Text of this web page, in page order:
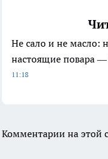
Не сало и не масло:
настоящие повара —
11:18
Комментарии на этой